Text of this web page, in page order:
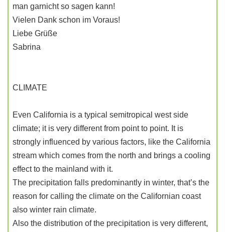
man garnicht so sagen kann!
Vielen Dank schon im Voraus!
Liebe Grüße
Sabrina
CLIMATE
Even California is a typical semitropical west side
climate; it is very different from point to point. It is
strongly influenced by various factors, like the California
stream which comes from the north and brings a cooling
effect to the mainland with it.
The precipitation falls predominantly in winter, that’s the
reason for calling the climate on the Californian coast
also winter rain climate.
Also the distribution of the precipitation is very different,